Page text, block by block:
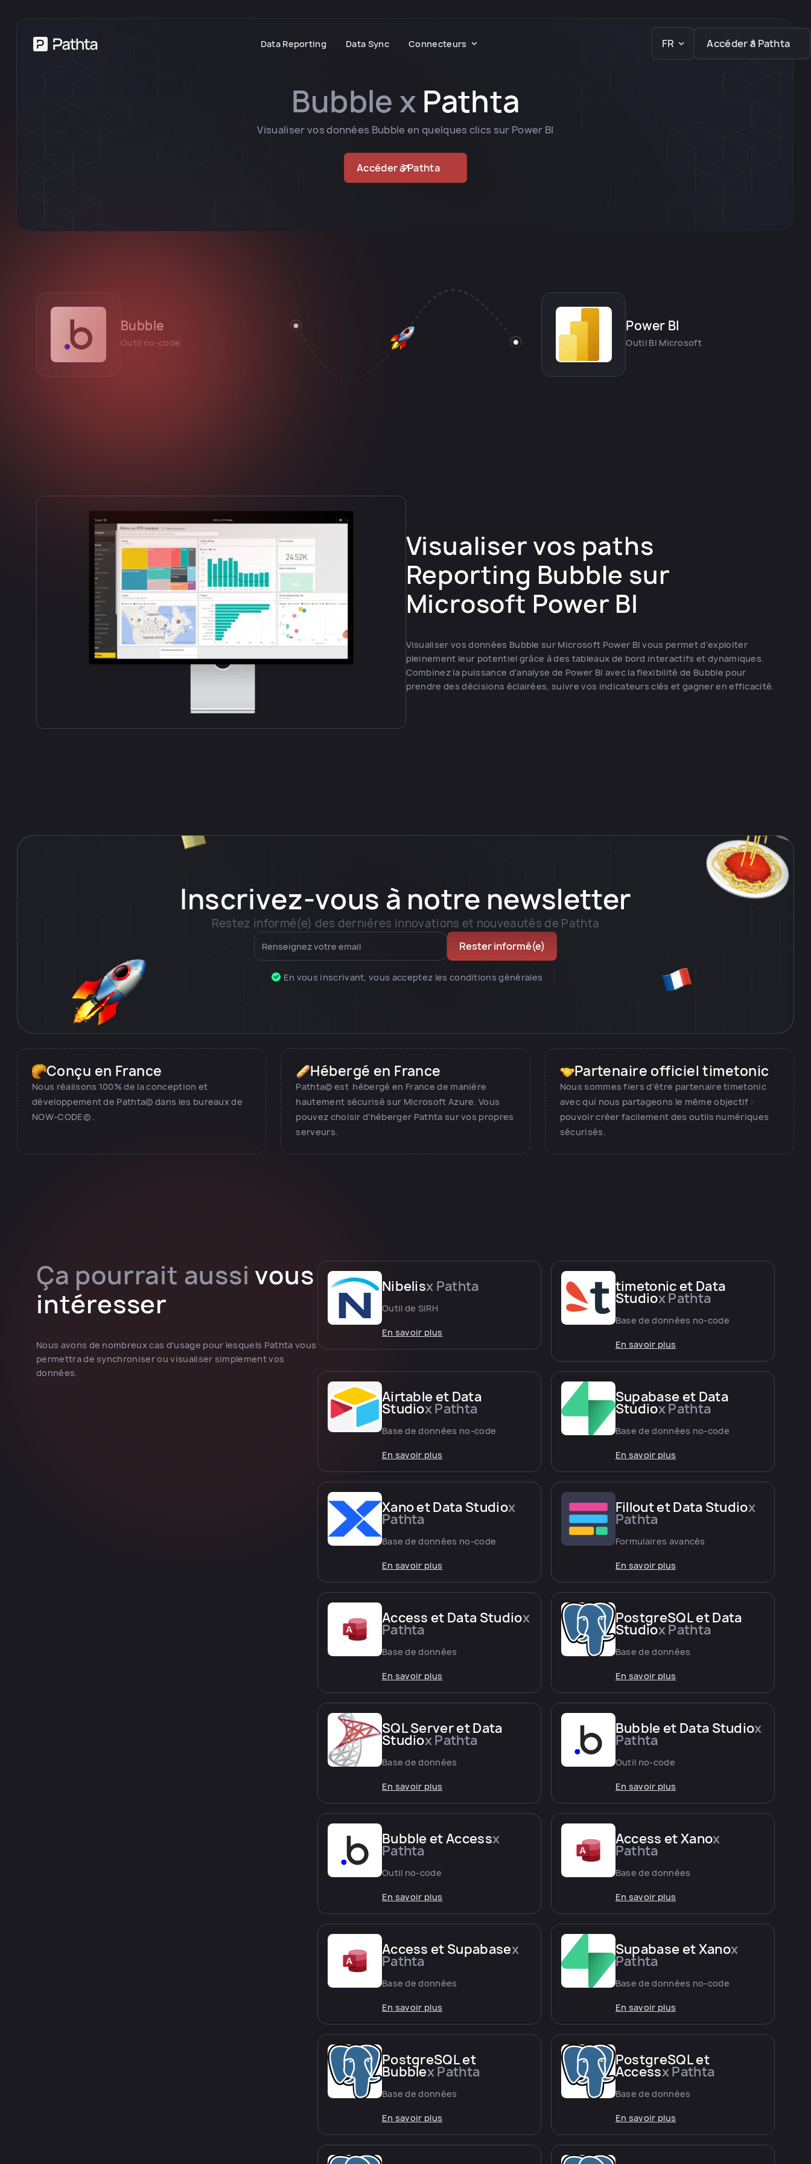
Data Reporting Data Sync Connecteurs FR Accéder à Pathta
Bubble x Pathta
Visualiser vos données Bubble en quelques clics sur Power BI
Accéder à Pathta
Bubble
Outil no-code
Power BI
Outil BI Microsoft
Visualiser vos paths
Reporting Bubble sur
Microsoft Power BI
Visualiser vos données Bubble sur Microsoft Power BI vous permet d'exploiter
pleinement leur potentiel grâce à des tableaux de bord interactifs et dynamiques.
Combinez la puissance d'analyse de Power BI avec la flexibilité de Bubble pour
prendre des décisions éclairées, suivre vos indicateurs clés et gagner en efficacité.
Inscrivez-vous à notre newsletter
Restez informé(e) des dernières innovations et nouveautés de Pathta
En vous inscrivant, vous acceptez les conditions générales
Conçu en France
Nous réalisons 100% de la conception et
développement de Pathta© dans les bureaux de
NOW-CODE© .
Hébergé en France
Pathta© est hébergé en France de manière
hautement sécurisé sur Microsoft Azure. Vous
pouvez choisir d'héberger Pathta sur vos propres
serveurs.
Partenaire officiel timetonic
Nous sommes fiers d'être partenaire timetonic
avec qui nous partageons le même objectif :
pouvoir créer facilement des outils numériques
sécurisés.
Ça pourrait aussi vous
intéresser
Nous avons de nombreux cas d'usage pour lesquels Pathta vous
permettra de synchroniser ou visualiser simplement vos
données.
Nibelisx Pathta
Outil de SIRH
En savoir plus
timetonic et Data
Studiox Pathta
Base de données no-code
En savoir plus
Airtable et Data
Studiox Pathta
Base de données no-code
En savoir plus
Supabase et Data
Studiox Pathta
Base de données no-code
En savoir plus
Xano et Data Studiox
Pathta
Base de données no-code
En savoir plus
Fillout et Data Studiox
Pathta
Formulaires avancés
En savoir plus
Access et Data Studiox
Pathta
Base de données
En savoir plus
PostgreSQL et Data
Studiox Pathta
Base de données
En savoir plus
SQL Server et Data
Studiox Pathta
Base de données
En savoir plus
Bubble et Data Studiox
Pathta
Outil no-code
En savoir plus
Bubble et Accessx
Pathta
Outil no-code
En savoir plus
Access et Xanox
Pathta
Base de données
En savoir plus
Access et Supabasex
Pathta
Base de données
En savoir plus
Supabase et Xanox
Pathta
Base de données no-code
En savoir plus
PostgreSQL et
Bubblex Pathta
Base de données
En savoir plus
PostgreSQL et
Accessx Pathta
Base de données
En savoir plus